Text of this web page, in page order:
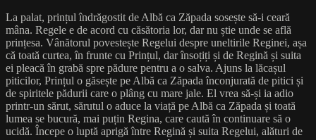
La palat, prințul îndrăgostit de Albă ca Zăpada sosește să-i ceară
mâna. Regele e de acord cu căsătoria lor, dar nu știe unde se află
prințesa. Vânătorul povestește Regelui despre uneltirile Reginei, așa
că toată curtea, în frunte cu Prințul, dar însoțiți și de Regină și suita
ei pleacă în grabă spre pădure pentru a o salva. Ajuns la lăcașul
piticilor, Prințul o găsește pe Albă ca Zăpada înconjurată de pitici și
de spiritele pădurii care o plâng cu mare jale. El vrea să-și ia adio
printr-un sărut, sărutul o aduce la viață pe Albă ca Zăpada și toată
lumea se bucură, mai puțin Regina, care caută în continuare să o
ucidă. Începe o luptă aprigă între Regină și suita Regelui, alături de